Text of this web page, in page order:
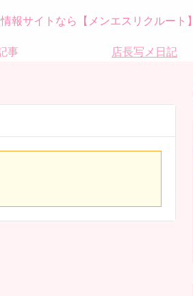
報サイトなら【メンエスリクルート】
事 店長写メ日記